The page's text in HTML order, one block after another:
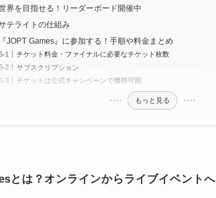
界を目指せる！リーダーボード開催中
テライトの仕組み
『JOPT Games』に参加する！手順や料金まとめ
チケット料金・ファイナルに必要なチケット枚数
サブスクリプション
チケットは公式キャンペーンで獲得可能
もっと見る
とは？ オンラインからライブイベントへ